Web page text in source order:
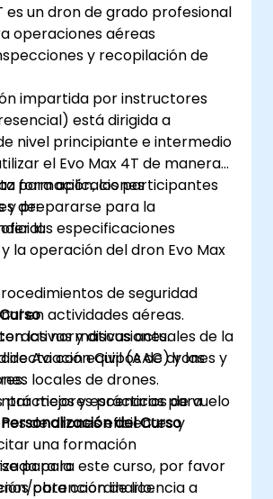
es un dron de grado profesional
operaciones aéreas
y recopilación de
impartida por instructores
está dirigida a
nivel principiante e intermedio
el Evo Max 4T de manera
para aplicaciones
y prepararse para la
formación, los participantes
de:
las especificaciones
la operación del dron Evo Max
de seguridad
en actividades aéreas.
las normativas actuales de la
de Aviación Civil (AAC) y las
locales de drones.
mejores prácticas para
de drones eficientes y
para la
obtención de licencia a
y discusiones.
con equipos de drones y
prácticos y escenarios de vuelo
del Curso
una formación
para este curso, por favor
para coordinarlo.